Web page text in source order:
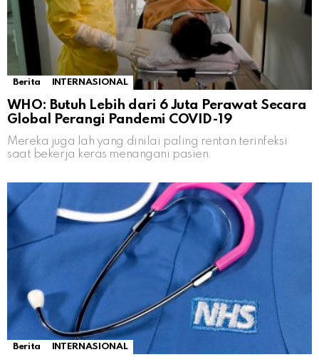
Berita INTERNASIONAL
WHO: Butuh Lebih dari 6 Juta Perawat Secara
Global Perangi Pandemi COVID-19
Mereka juga lah yang dinilai paling rentan terinfeksi
saat bekerja keras menangani pasien.
Berita INTERNASIONAL